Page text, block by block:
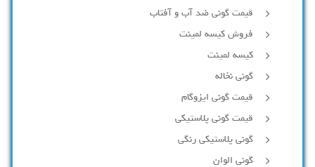
قیمت گونی ضد آب و آفتاب
فروش کیسه لمینت
کیسه لمینت
گونی نخاله
قیمت گونی ایزوگام
قیمت گونی پلاستیکی
گونی پلاستیکی رنگی
گونی الوان